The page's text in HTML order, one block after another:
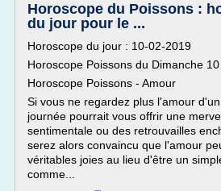
Horoscope du Poissons :
du jour pour le ...
Horoscope du jour : 10-02-2019
Horoscope Poissons du Dimanche
Horoscope Poissons - Amour
Si vous ne regardez plus l'amour
journée pourrait vous offrir une
sentimentale ou des retrouvailles
serez alors convaincu que l'amour
véritables joies au lieu d'être un
comme...